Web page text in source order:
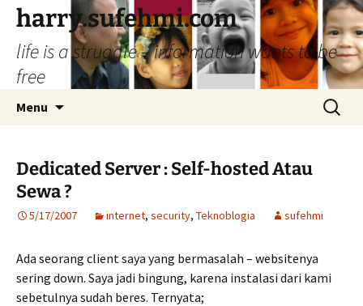
Skip
content
harry.sufehmi.com
life is a struggle – information wants to be
free
Menu
Search
for:
Dedicated Server : Self-hosted Atau
Sewa ?
5/17/2007 internet, security, Teknoblogia sufehmi
Ada seorang client saya yang bermasalah – websitenya
sering down. Saya jadi bingung, karena instalasi dari kami
sebetulnya sudah beres. Ternyata;